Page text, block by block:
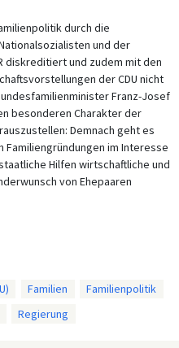
durch die
und der
diskreditiert und zudem mit den
der CDU nicht
Franz-Josef
besonderen Charakter der
Demnach geht es
Familiengründungen im Interesse
Hilfen wirtschaftliche und
von Ehepaaren
Familien
Familienpolitik
Regierung